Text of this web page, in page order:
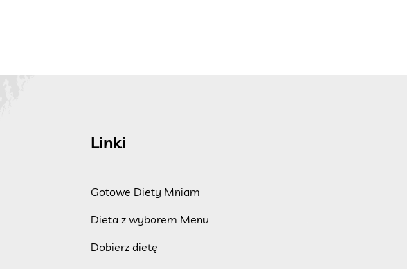
Linki
Gotowe Diety Mniam
Dieta z wyborem Menu
Dobierz dietę